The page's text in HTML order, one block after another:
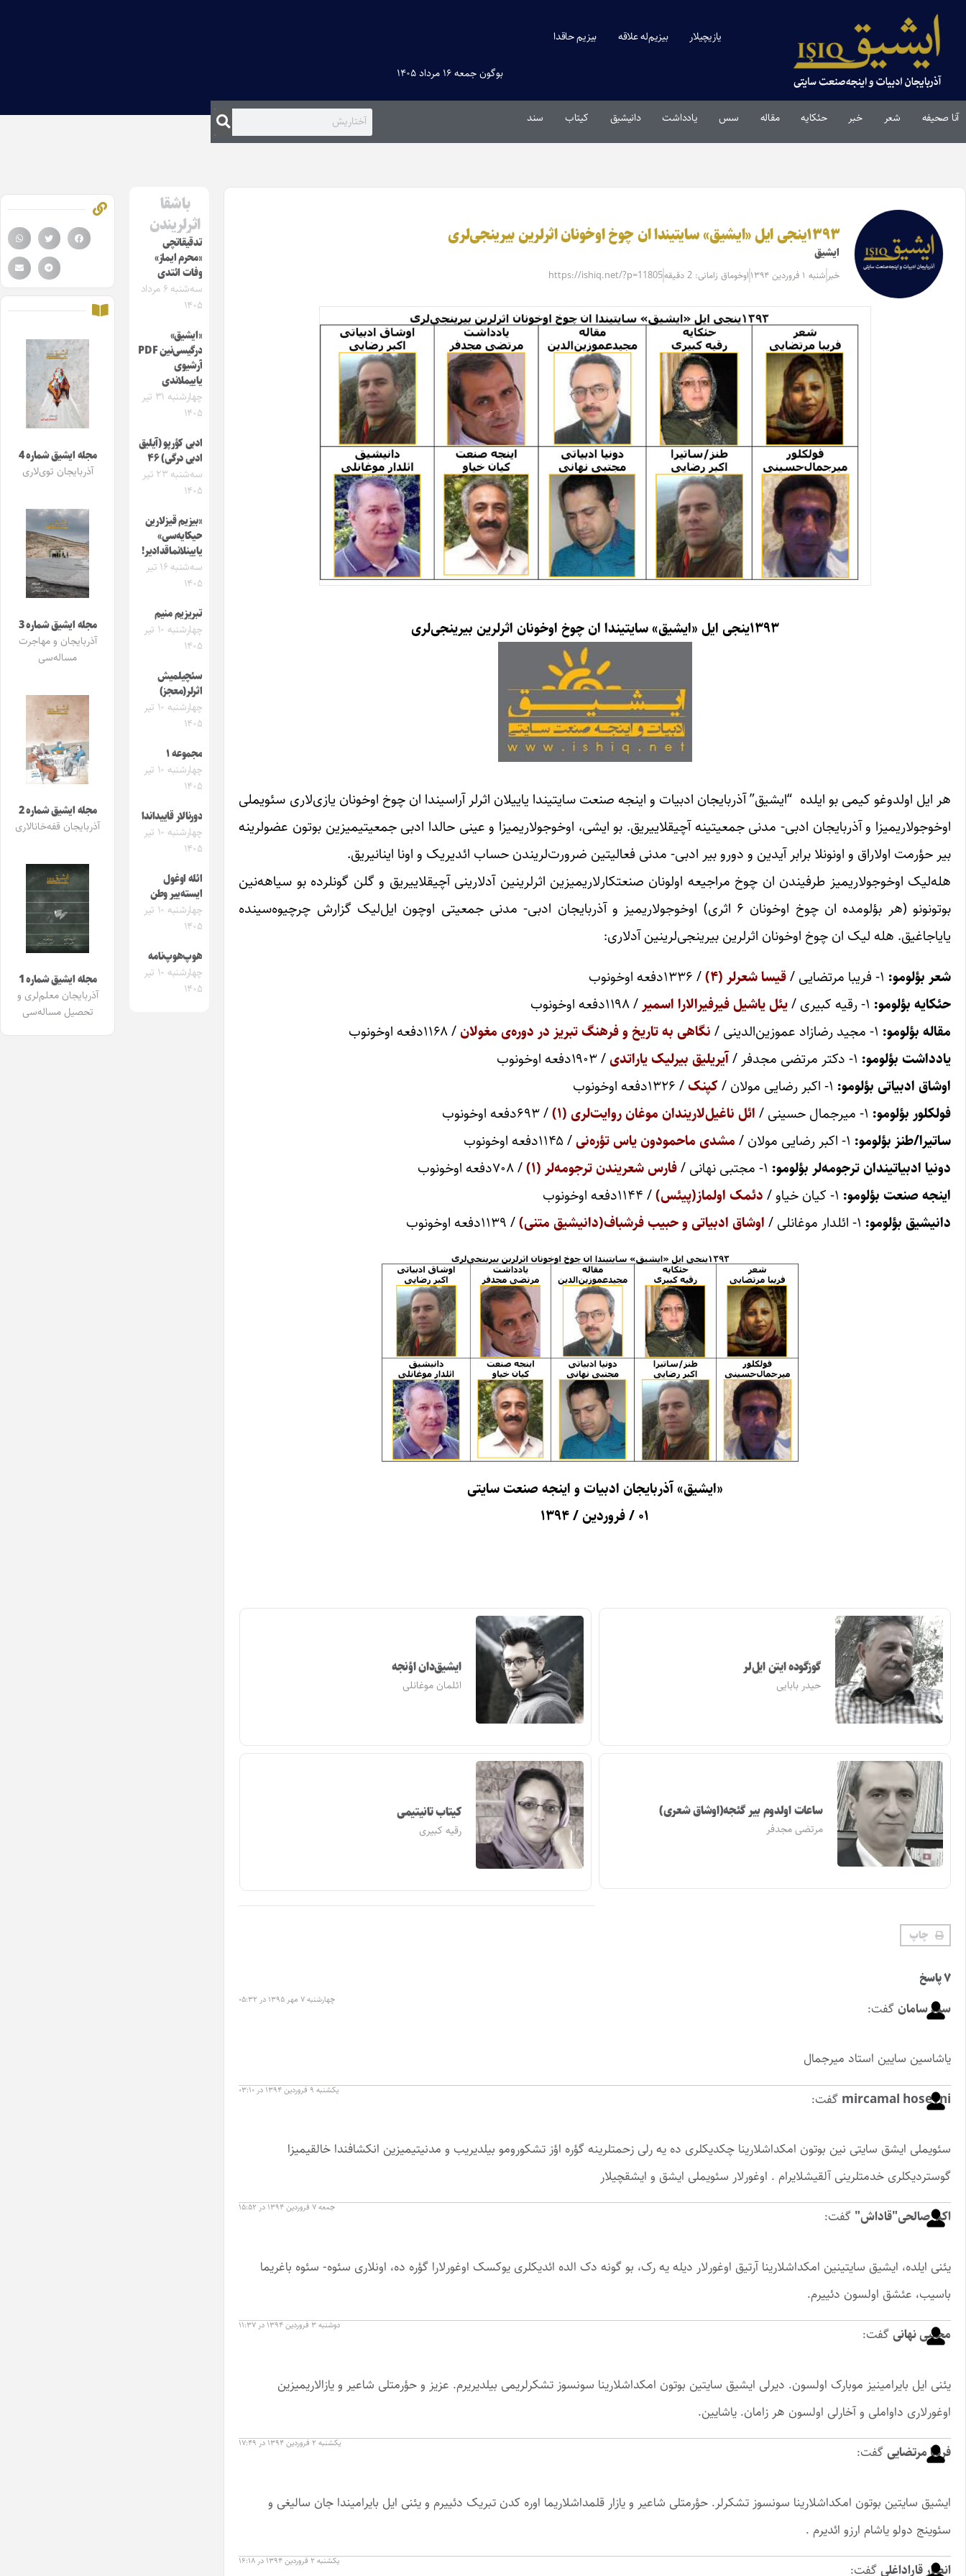
یازیچیلار بیزیم‌له علاقه بیزیم حاقدا
بوگون جمعه ۱۶ مرداد ۱۴۰۵
آنا صحیفه شعر خبر حئکایه مقاله‌ سس یادداشت دانیشیق کیتاب سند
۱۳۹۳ینجی ایل «ایشیق» سایتیندا ان چوخ اوخونان اثرلرین بیرینجی‌لری
ایشیق
خبر شنبه ۱ فروردین ۱۳۹۴ اوخوماق زامانی: 2 دقیقه https://ishiq.net/?p=11805
۱۳۹۳ینجی ایل «ایشیق» سایتیندا ان چوخ اوخونان اثرلرین بیرینجی‌لری
هر ایل اولدوغو کیمی بو ایلده‌ “ایشیق” آذربایجان ادبیات و اینجه صنعت سایتیندا یاییلان اثرلر آراسیندا ان چوخ اوخونان یازی‌لاری سئویملی
اوخوجولاریمیزا و آذربایجان ادبی- مدنی جمعیتینه آچیقلاییریق. بو ایشی، اوخوجولاریمیزا و عینی حالدا ادبی جمعیتیمیزین بوتون عضولرینه
بیر حؤرمت اولاراق و اونونلا برابر آیدین و دورو بیر ادبی- مدنی فعالیتین ضرورت‌لریندن حساب ائدیریک و اونا اینانیریق.
هله‌لیک اوخوجولاریمیز طرفیندن ان چوخ مراجیعه اولونان صنعتکارلاریمیزین اثرلرینین آدلارینی آچیقلاییریق و گلن گونلرده بو سیاهه‌نین
بوتونونو (هر بؤلومده ان چوخ اوخونان ۶ اثری) اوخوجولاریمیز و آذربایجان ادبی- مدنی جمعیتی اوچون ایل‌لیک گزارش چرچیوه‌سینده
یایاجاغیق. هله لیک ان چوخ اوخونان اثرلرین بیرینجی‌لرینین آدلاری:
شعر بؤلومو:
قیسا شعرلر (۴)
/ ۱۳۳۶دفعه اوخونوب
حئکایه بؤلومو:
یئل یاشیل فیرفیرالارا اسمیر / ۱۱۹۸دفعه اوخونوب
مقاله بؤلومو:
نگاهی به تاریخ و فرهنگ تبریز در دوره‌ی مغولان/ ۱۱۶۸دفعه اوخونوب
یادداشت بؤلومو:
آیریلیق بیرلیک یاراتدی/ ۱۹۰۳دفعه اوخونوب
اوشاق ادبیاتی بؤلومو:
کپنک/ ۱۳۲۶دفعه اوخونوب
فولکلور بؤلومو:
ائل ناغیل‌لاریندان موغان روایت‌لری (۱)
/ ۶۹۳دفعه اوخونوب
ساتیرا/طنز بؤلومو:
مشدی ماحمودون یاس تؤره‌نی/ ۱۱۴۵دفعه اوخونوب
دونیا ادبیاتیندان ترجومه‌لر بؤلومو:
فارس شعریندن ترجومه‌لر (۱)
/ ۷۰۸دفعه اوخونوب
اینجه صنعت بؤلومو:
دئمک اولماز(پیئس)/ ۱۱۴۴دفعه اوخونوب
دانیشیق بؤلومو:
اوشاق ادبیاتی و حبیب فرشباف(دانیشیق متنی)/ ۱۱۳۹دفعه اوخونوب
«ایشیق» آذربایجان ادبیات و اینجه صنعت سایتی
۰۱ / فروردین / ۱۳۹۴
گوزگوده ایتن ایل‌لر
حیدر بابایی
ایشیق‌دان اؤنجه
ائلمان موغانلی
ساعات اولدوم بیر گئجه(اوشاق شعری)
مرتضی مجدفر
کیتاب تانیتیمی
رقیه کبیری
چاپ
۷ پاسخ
سید سامانگفت: چهارشنبه ۷ مهر ۱۳۹۵ در ۰۵:۳۲
یاشاسین سایین استاد میرجمال
mircamal hoseyni گفت: یکشنبه ۹ فروردین ۱۳۹۴ در ۰۳:۱۰
سئویملی ایشق سایتی نین بوتون امکداشلارینا چکدیکلری ده یه رلی زحمتلرینه گؤره اؤز تشکورومو بیلدیریب و مدنیتیمیزین انکشافندا خالقیمیزا
گوستردیکلری خدمتلرینی آلقیشلایرام . اوغورلار سئویملی ایشق و ایشقچیلار
اکبر صالحی"قاداش" گفت: جمعه ۷ فروردین ۱۳۹۴ در ۱۵:۵۲
یئنی ایلده، ایشیق سایتینین امکداشلارینا آرتیق اوغورلار دیله یه رک، بو گونه دک الده ائدیکلری یوکسک اوغورلارا گؤره ده، اونلاری سئوه- سئوه باغریما
باسیب، عئشق اولسون دئییرم.
مجتبی نهانیگفت: دوشنبه ۳ فروردین ۱۳۹۴ در ۱۱:۳۷
یئنی ایل بایرامینیز موبارک اولسون. دیرلی ایشیق سایتین بوتون امکداشلارینا سونسوز تشکرلریمی بیلدیریرم. عزیز و حؤرمتلی شاعیر و یازالاریمیزین
اوغورلاری داواملی و آخارلی اولسون هر زامان. یاشایین.
فریبا مرتضاییگفت: یکشنبه ۲ فروردین ۱۳۹۴ در ۱۷:۴۹
ایشیق سایتین بوتون امکداشلارینا سونسوز تشکرلر. حؤرمتلی شاعیر و یازار قلمداشلاریما اوره کدن تبریک دئییرم و یئنی ایل بایرامیندا جان سالیغی و
سئوینج دولو یاشام ارزو ائدیرم .
انصار قاراداغلیگفت: یکشنبه ۲ فروردین ۱۳۹۴ در ۱۶:۱۸
باشقا
اثرلریندن
تدقیقاتچی
«محرم ایماز»
وفات ائتدی
سه‌شنبه ۶ مرداد
۱۴۰۵
«ایشیق»
درگیسی‌نین PDF
آرشیوی
یاییملاندی
چهارشنبه ۳۱ تیر
۱۴۰۵
ادبی کؤرپو (آیلیق
ادبی درگی) ۴۶
سه‌شنبه ۲۳ تیر
۱۴۰۵
«بیزیم قیزلارین
حیکایه‌سی»
یایینلانماقدادیر!
سه‌شنبه ۱۶ تیر
۱۴۰۵
تبریزیم منیم
چهارشنبه ۱۰ تیر
۱۴۰۵
سئچیلمیش
اثرلر(معجز)
چهارشنبه ۱۰ تیر
۱۴۰۵
مجموعه ۱
چهارشنبه ۱۰ تیر
۱۴۰۵
دورنالار قاییداندا
چهارشنبه ۱۰ تیر
۱۴۰۵
ائله اوغول
ایسته‌ییر وطن
چهارشنبه ۱۰ تیر
۱۴۰۵
هوپ‌هوپ‌نامه
چهارشنبه ۱۰ تیر
۱۴۰۵
مجله ایشیق شماره 4
آذربایجان توی‌لاری
مجله ایشیق شماره 3
آذربایجان و مهاجرت
مساله‌سی
مجله ایشیق شماره 2
آذربایجان قفه‌خانالاری
مجله ایشیق شماره 1
آذربایجان معلم‌لری و
تحصیل مساله‌سی